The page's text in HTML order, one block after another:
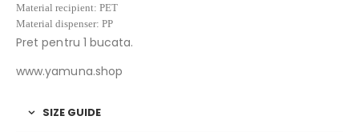
Material recipient: PET
Material dispenser: PP
Pret pentru 1 bucata.
www.yamuna.shop
SIZE GUIDE